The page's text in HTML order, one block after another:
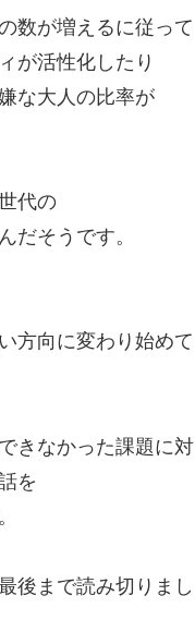
数が増えるに従って
が活性化したり
な大人の比率が
代の
だそうです。
方向に変わり始めて
きなかった課題に
を
後まで読み切りまし